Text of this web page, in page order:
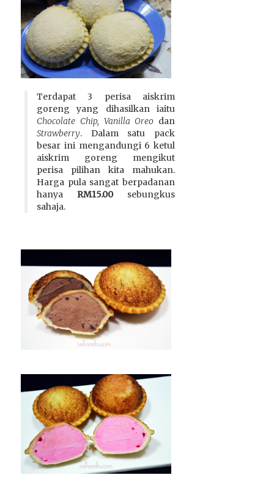
Terdapat 3 perisa aiskrim
goreng yang dihasilkan iaitu
Chocolate Chip, Vanilla Oreo dan
Strawberry. Dalam satu pack
besar ini mengandungi 6 ketul
aiskrim goreng mengikut
perisa pilihan kita mahukan.
Harga pula sangat berpadanan
hanya RM15.00sebungkus
sahaja.